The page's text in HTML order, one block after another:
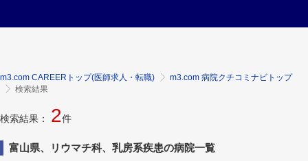
m3.com CAREERトップ(医師求人・転職)
m3.com 病院クチコミナビトップ
検索結果
検索結果： 2件
富山県、リウマチ科、乳房系疾患の病院一覧